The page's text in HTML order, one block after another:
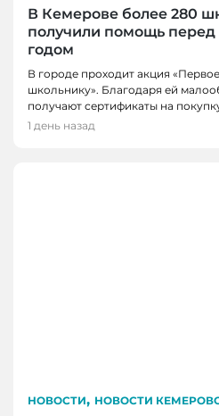
В Кемерове более 280
получили помощь
годом
В городе проходит акция
школьнику». Благодаря ей
получают сертификаты на
1 день назад
НОВОСТИ, НОВОСТИ